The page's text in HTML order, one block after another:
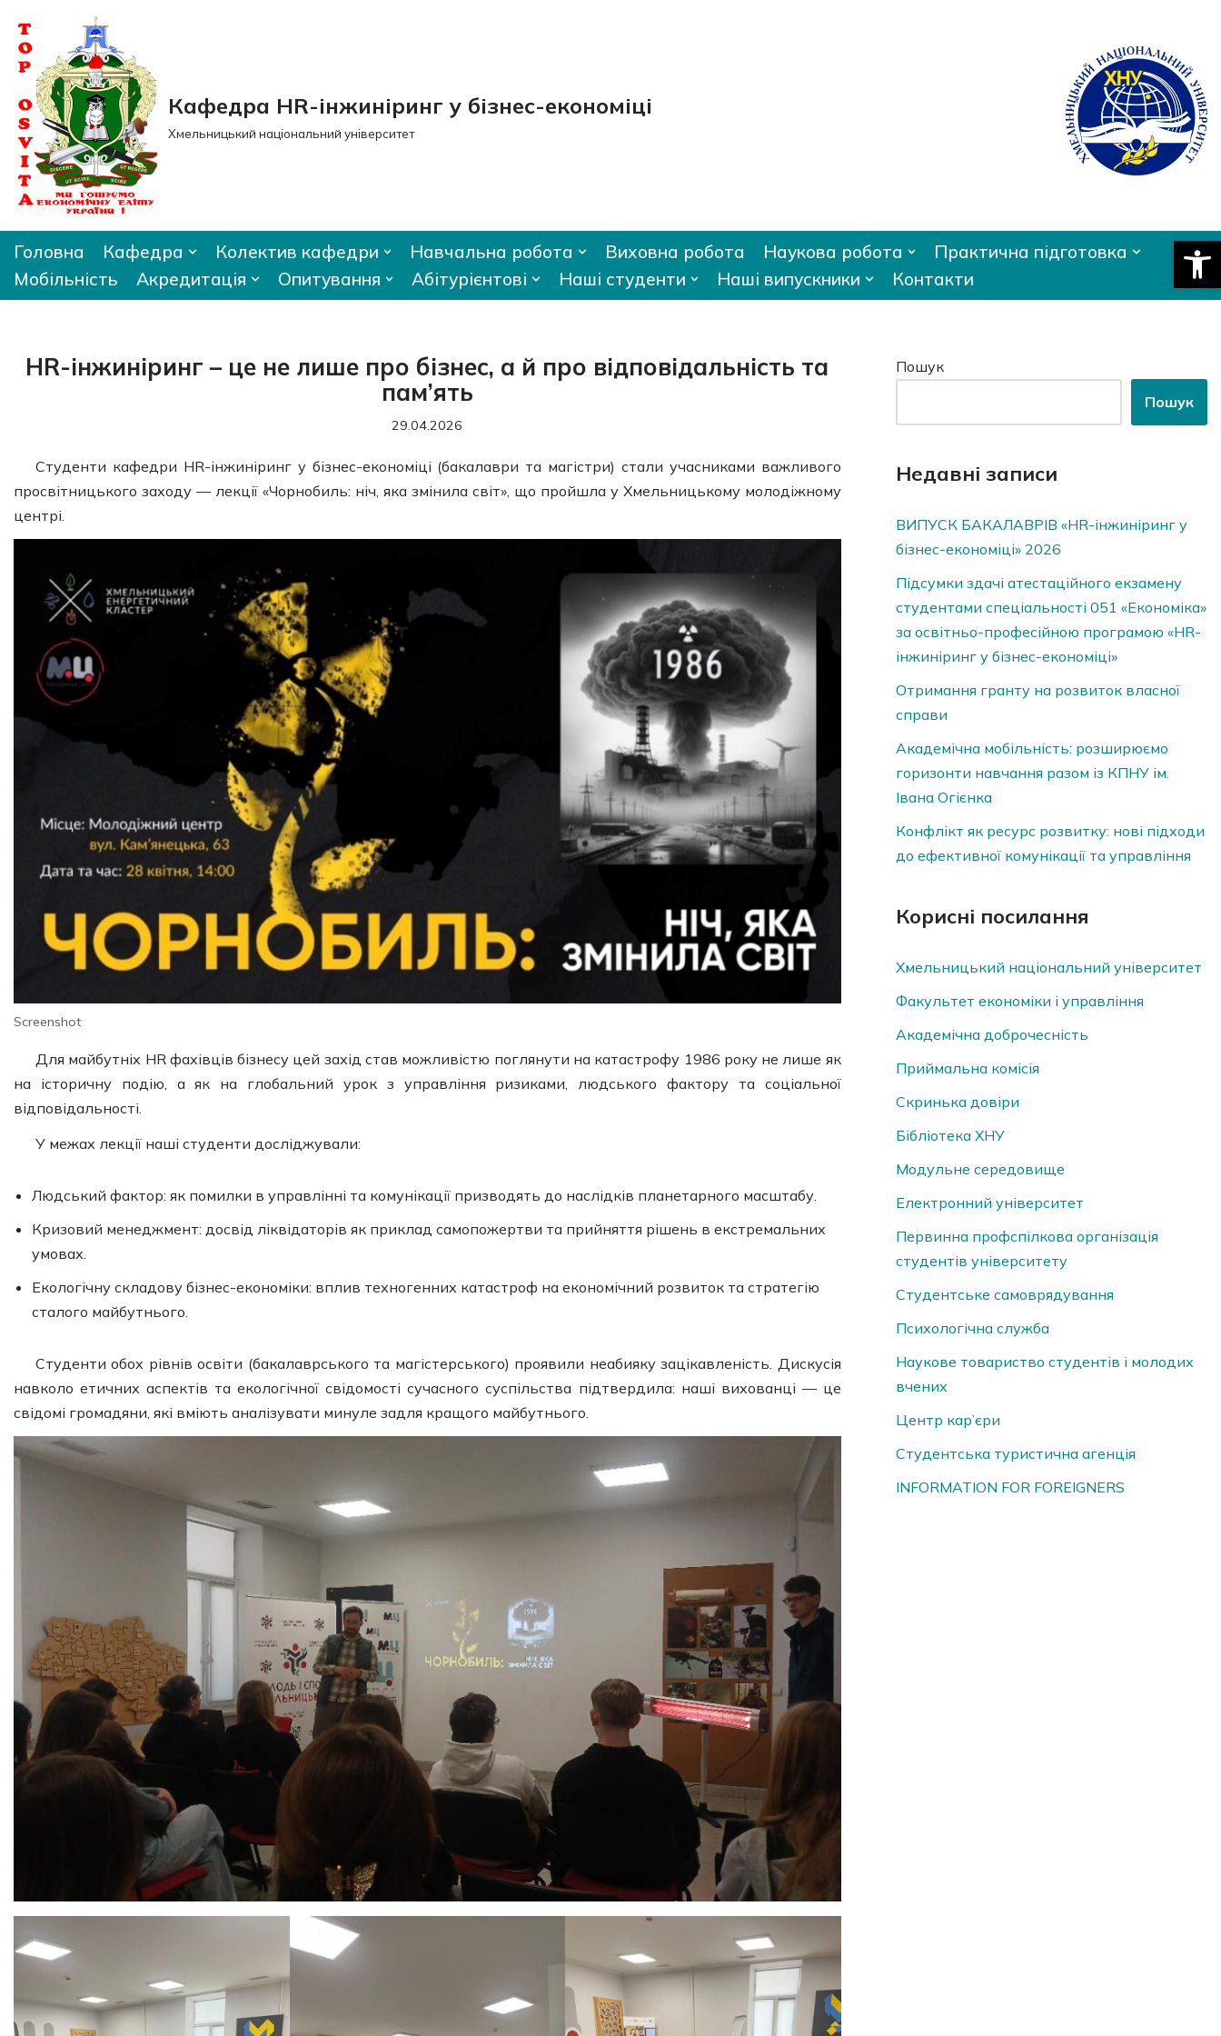
Перейти
до
вмісту
Кафедра HR-інжиніринг у бізнес-економіці
Хмельницький національний університет
Головна Кафедра Колектив кафедри Навчальна робота Виховна робота Наукова робота
Практична підготовка
Мобільність
Акредитація Опитування Абітурієнтові Наші студенти Наші випускники Контакти
HR-інжиніринг – це не лише про бізнес, а й про відповідальність та
пам’ять
29.04.2026
Студенти кафедри HR-інжиніринг у бізнес-економіці (бакалаври та магістри) стали учасниками важливого
просвітницького заходу — лекції «Чорнобиль: ніч, яка змінила світ», що пройшла у Хмельницькому молодіжному
центрі.
Screenshot
Для майбутніх HR фахівців бізнесу цей захід став можливістю поглянути на катастрофу 1986 року не лише як
на історичну подію, а як на глобальний урок з управління ризиками, людського фактору та соціальної
відповідальності.
У межах лекції наші студенти досліджували:
Людський фактор: як помилки в управлінні та комунікації призводять до наслідків планетарного масштабу.
Кризовий менеджмент: досвід ліквідаторів як приклад самопожертви та прийняття рішень в екстремальних
умовах.
Екологічну складову бізнес-економіки: вплив техногенних катастроф на економічний розвиток та стратегію
сталого майбутнього.
Студенти обох рівнів освіти (бакалаврського та магістерського) проявили неабияку зацікавленість. Дискусія
навколо етичних аспектів та екологічної свідомості сучасного суспільства підтвердила: наші вихованці — це
свідомі громадяни, які вміють аналізувати минуле задля кращого майбутнього.
Пошук
Пошук
Недавні записи
ВИПУСК БАКАЛАВРІВ «HR-інжиніринг у
бізнес-економіці» 2026
Підсумки здачі атестаційного екзамену
студентами спеціальності 051 «Економіка»
за освітньо-професійною програмою «HR-
інжиніринг у бізнес-економіці»
Отримання гранту на розвиток власної
справи
Академічна мобільність: розширюємо
горизонти навчання разом із КПНУ ім.
Івана Огієнка
Конфлікт як ресурс розвитку: нові підходи
до ефективної комунікації та управління
Корисні посилання
Хмельницький національний університет
Факультет економіки і управління
Академічна доброчесність
Приймальна комісія
Скринька довiри
Бібліотека ХНУ
Модульне середовище
Електронний університет
Первинна профспілкова організація
студентів університету
Студентське самоврядування
Психологічна служба
Наукове товариство студентів і молодих
вчених
Центр кар’єри
Студентська туристична агенція
INFORMATION FOR FOREIGNERS